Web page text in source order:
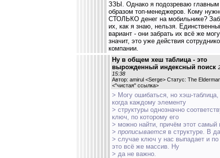
ЗЗЫ. Однако я подозреваю главным
образом топ-менеджеров. Кому
СТОЛЬКО денег на мобильнике?
их, как я знаю, нельзя.
вариант - они забрать их всё же
значит, это уже действия
компании.
Ну в общем хеш таблица - это
вырожденный индексный поиск
15:38
Автор: amirul <Serge> Статус: The
<"чистая" ссылка>
> Могу ошибаться, но хэш-таблица,
когда каждому элементу
> структуры однозначно
ключ, по которому его
> можно найти, причём этот самый
> прописывается в структуре. В
> случае ключ у нас выпадает и
это всё же массив. Ну
> да не важно.